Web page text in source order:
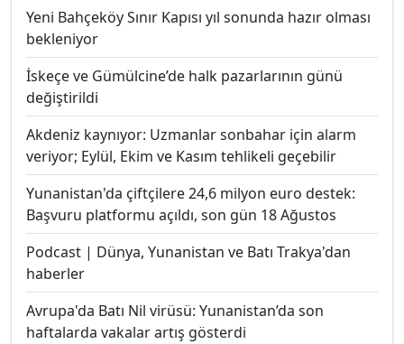
Yeni Bahçeköy Sınır Kapısı yıl sonunda hazır olması
bekleniyor
İskeçe ve Gümülcine’de halk pazarlarının günü
değiştirildi
Akdeniz kaynıyor: Uzmanlar sonbahar için alarm
veriyor; Eylül, Ekim ve Kasım tehlikeli geçebilir
Yunanistan'da çiftçilere 24,6 milyon euro destek:
Başvuru platformu açıldı, son gün 18 Ağustos
Podcast | Dünya, Yunanistan ve Batı Trakya'dan
haberler
Avrupa'da Batı Nil virüsü: Yunanistan’da son
haftalarda vakalar artış gösterdi